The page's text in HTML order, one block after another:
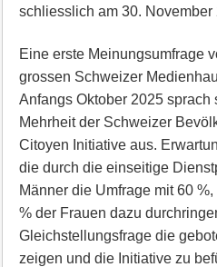
schliesslich am 30. November
Eine erste Meinungsumfrage
grossen Schweizer
Anfangs Oktober 2025
Mehrheit der Schweizer
Citoyen Initiative aus.
die durch die einseitige
Männer die Umfrage mit 60
% der Frauen dazu
Gleichstellungsfrage die
zeigen und die Initiative zu